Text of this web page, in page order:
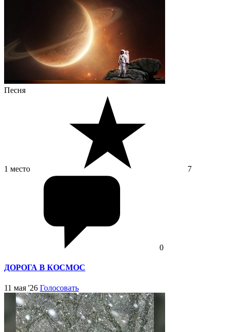
Песня
1 место 7
0
ДОРОГА В КОСМОС
11 мая '26 Голосовать